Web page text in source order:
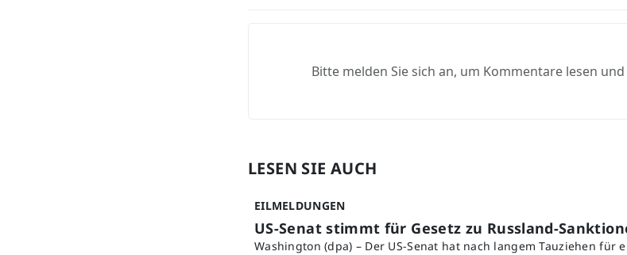
Bitte melden Sie sich an, um Kommentare lesen
LESEN SIE AUCH
EILMELDUNGEN
US-Senat stimmt für Gesetz zu Russland-
Washington (dpa) – Der US-Senat hat nach langem Tauziehen für